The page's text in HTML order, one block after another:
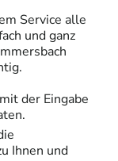
Service alle
und ganz
der Eingabe
Ihnen und